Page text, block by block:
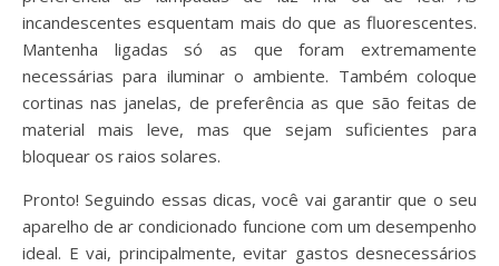
incandescentes esquentam mais do que as fluorescentes.
Mantenha ligadas só as que foram extremamente
necessárias para iluminar o ambiente. Também coloque
cortinas nas janelas, de preferência as que são feitas de
material mais leve, mas que sejam suficientes para
bloquear os raios solares.
Pronto! Seguindo essas dicas, você vai garantir que o seu
aparelho de ar condicionado funcione com um desempenho
ideal. E vai, principalmente, evitar gastos desnecessários